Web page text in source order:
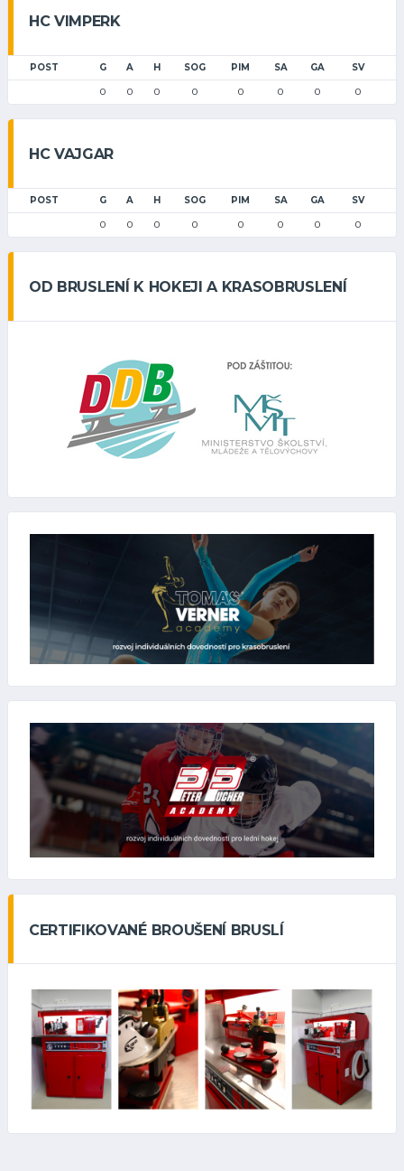
HC VIMPERK
POST G A H SOG PIM SA GA SV
0 0 0 0 0 0 0 0
HC VAJGAR
POST G A H SOG PIM SA GA SV
0 0 0 0 0 0 0 0
OD BRUSLENÍ K HOKEJI A KRASOBRUSLENÍ
CERTIFIKOVANÉ BROUŠENÍ BRUSLÍ